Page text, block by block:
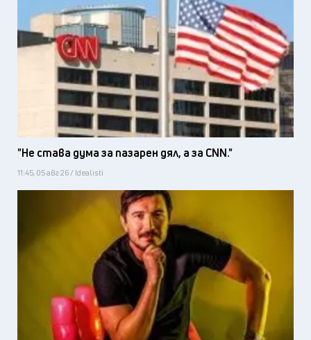
"Не става дума за пазарен дял, а за CNN."
11:45, 05 авг 26 / Idealisti